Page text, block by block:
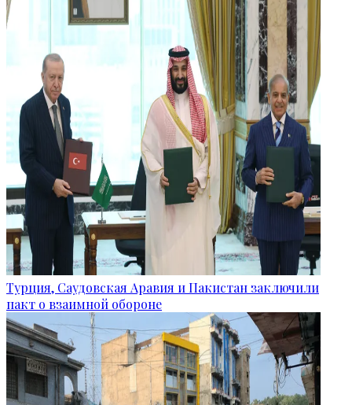
Турция, Саудовская Аравия и Пакистан заключили
пакт о взаимной обороне